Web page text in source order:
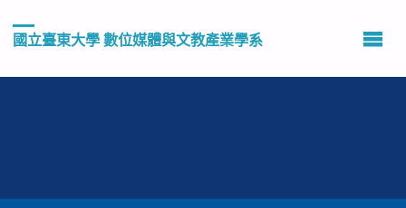
國立臺東大學 數位媒體與文教產業學系